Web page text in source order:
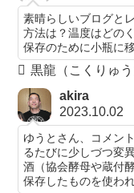
素晴らしいブログと
方法は？温度はどの
保存のために小瓶に
黒龍（こくりゅ
akira
2023.10.02
ゆうとさん、コメン
るたびに少しづつ変
酒（協会酵母や蔵付
保存したものを使わ